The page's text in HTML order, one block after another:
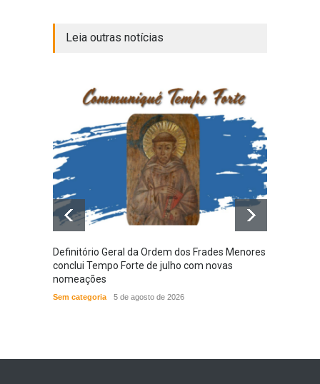
Leia outras notícias
Definitório Geral da Ordem dos Frades Menores
conclui Tempo Forte de julho com novas
nomeações
Sem categoria 5 de agosto de 2026